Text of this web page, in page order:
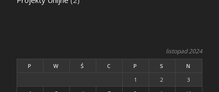
listopad 2024
P W Ś C P S
N
1
2
3